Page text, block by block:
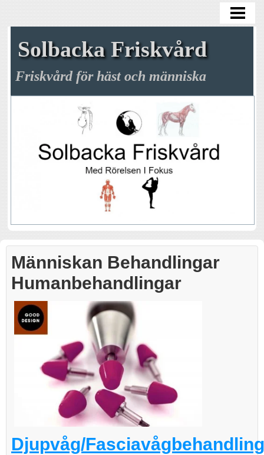
KONTAKT
Solbacka Friskvård
Friskvård för häst och människa
Människan Behandlingar
Humanbehandlingar
Djupvåg/Fasciavågbehandling